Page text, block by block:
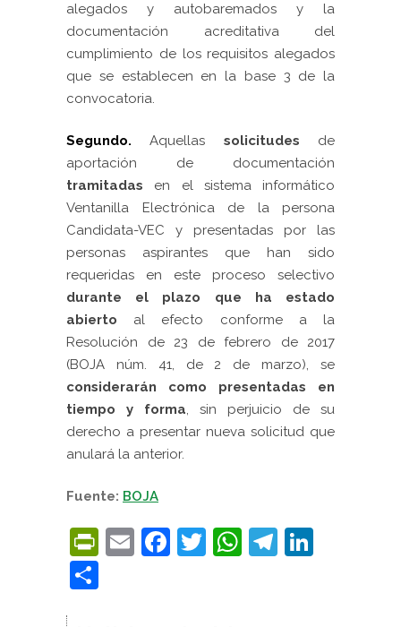
alegados y autobaremados y la
documentación acreditativa del
cumplimiento de los requisitos alegados
que se establecen en la base 3 de la
convocatoria.
Segundo. Aquellas solicitudes de
aportación de documentación
tramitadas en el sistema informático
Ventanilla Electrónica de la persona
Candidata-VEC y presentadas por las
personas aspirantes que han sido
requeridas en este proceso selectivo
durante el plazo que ha estado
abierto al efecto conforme a la
Resolución de 23 de febrero de 2017
(BOJA núm. 41, de 2 de marzo), se
considerarán como presentadas en
tiempo y forma, sin perjuicio de su
derecho a presentar nueva solicitud que
anulará la anterior.
Fuente: BOJA
PrintFriendly
EmailFacebook
Twitter
WhatsApp